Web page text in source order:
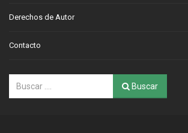
Derechos de Autor
Contacto
Buscar